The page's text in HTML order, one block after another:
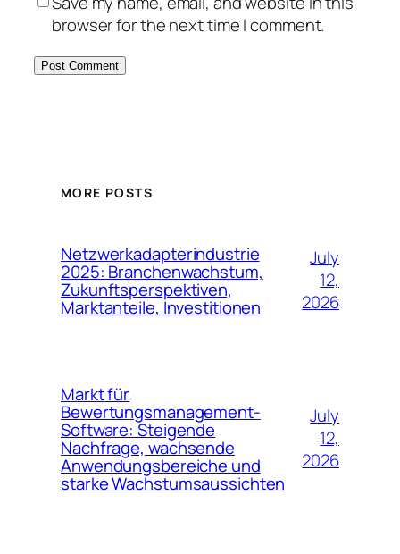
browser for the next time I comment.
MORE POSTS
Netzwerkadapterindustrie
2025: Branchenwachstum,
Zukunftsperspektiven,
Marktanteile, Investitionen
July
12,
2026
Markt für
Bewertungsmanagement-
Software: Steigende
Nachfrage, wachsende
Anwendungsbereiche und
starke Wachstumsaussichten
July
12,
2026